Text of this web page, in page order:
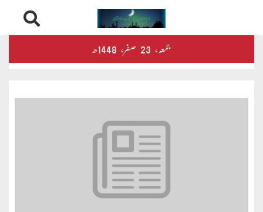
to
جمعہ‬‮، 23 صفر‬،
محمود